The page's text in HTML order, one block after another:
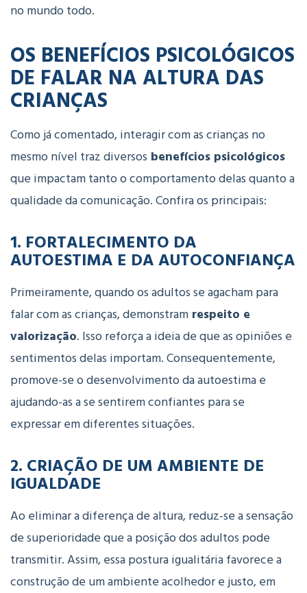
no mundo todo.
OS BENEFÍCIOS PSICOLÓGICOS
DE FALAR NA ALTURA DAS
CRIANÇAS
Como já comentado, interagir com as crianças no
mesmo nível traz diversos benefícios psicológicos
que impactam tanto o comportamento delas quanto a
qualidade da comunicação. Confira os principais:
1. FORTALECIMENTO DA
AUTOESTIMA E DA AUTOCONFIANÇA
Primeiramente, quando os adultos se agacham para
falar com as crianças, demonstram respeito e
valorização. Isso reforça a ideia de que as opiniões e
sentimentos delas importam. Consequentemente,
promove-se o desenvolvimento da autoestima e
ajudando-as a se sentirem confiantes para se
expressar em diferentes situações.
2. CRIAÇÃO DE UM AMBIENTE DE
IGUALDADE
Ao eliminar a diferença de altura, reduz-se a sensação
de superioridade que a posição dos adultos pode
transmitir. Assim, essa postura igualitária favorece a
construção de um ambiente acolhedor e justo, em